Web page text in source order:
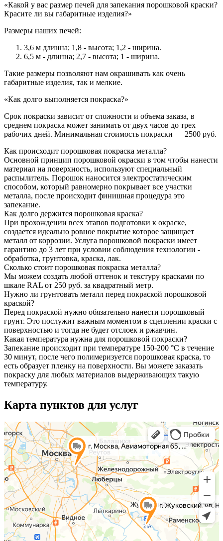
«Какой у вас размер печей для запекания порошковой краски?
Красите ли вы габаритные изделия?»
Размеры наших печей:
3,6 м длинна; 1,8 - высота; 1,2 - ширина.
6,5 м - длинна; 2,7 - высота; 1 - ширина.
Такие размеры позволяют нам окрашивать как очень
габаритные изделия, так и мелкие.
«Как долго выполняется покраска?»
Срок покраски зависит от сложности и объема заказа, в
среднем покраска может занимать от двух часов до трех
рабочих дней. Минимальная стоимость покраски — 2500 руб.
Как происходит порошковая покраска металла?
Основной принцип порошковой окраски в том чтобы нанести
материал на поверхность, используют специальный
распылитель. Порошок наносится электростатическим
способом, который равномерно покрывает все участки
металла, после происходит финишная процедура это
запекание.
Как долго держится порошковая краска?
При прохождении всех этапов подготовки к окраске,
создается идеально ровное покрытие которое защищает
металл от коррозии. Услуга порошковой покраски имеет
гарантию до 3 лет при условии соблюдения технологии -
обработка, грунтовка, краска, лак.
Сколько стоит порошковая покраска металла?
Мы можем создать любой оттенок и текстуру красками по
шкале RAL от 250 руб. за квадратный метр.
Нужно ли грунтовать металл перед покраской порошковой
краской?
Перед покраской нужно обязательно нанести порошковый
грунт. Это послужит важным моментом в сцеплении краски с
поверхностью и тогда не будет отслоек и ржавчин.
Какая температура нужна для порошковой покраски?
Запекание происходит при температуре 150-200 °С в течение
30 минут, после чего полимеризуется порошковая краска, то
есть образует пленку на поверхности. Вы можете заказать
покраску для любых материалов выдерживающих такую
температуру.
Карта пунктов для услуг